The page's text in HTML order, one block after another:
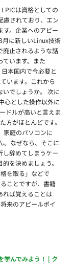
は資格としての
慮されており、エン
す。企業へのアピー
月に新しいLinux技術
廃止されるような話
ています。また
本国内で今必要と
います。これから
いでしょうか。 次に
心とした操作以外に
ドルが高いと言えま
方がほとんどです。
家庭のパソコンに
。なぜなら、そこに
し辞めてしまうケー
を決めましょう。
を取る」などで
ことですが、書籍
れば覚えることは
来のアピールポイ
んでみよう！ | ク